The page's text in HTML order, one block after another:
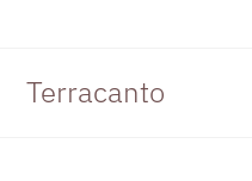
Terracanto